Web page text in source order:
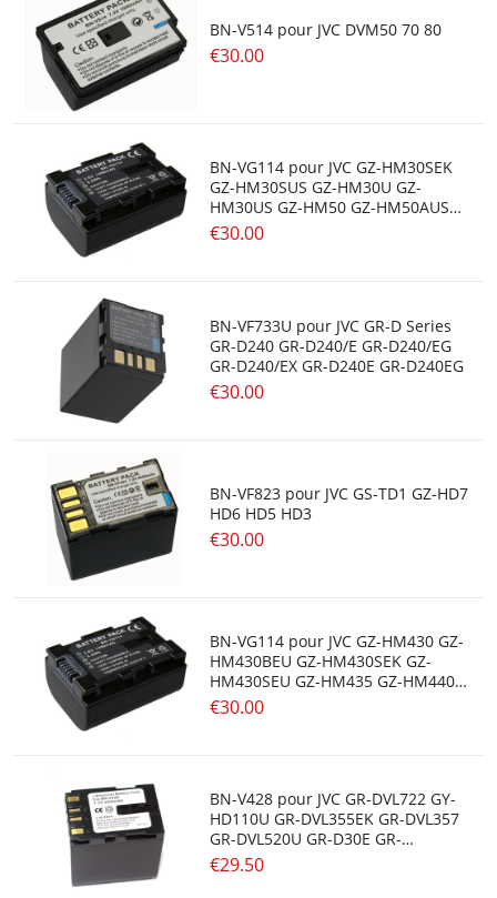
BN-V514 pour JVC DVM50 70 80
€30.00
BN-VG114 pour JVC GZ-HM30SEK
GZ-HM30SUS GZ-HM30U GZ-
HM30US GZ-HM50 GZ-HM50AUS
GZ-HM50BUS
€30.00
BN-VF733U pour JVC GR-D Series
GR-D240 GR-D240/E GR-D240/EG
GR-D240/EX GR-D240E GR-D240EG
€30.00
BN-VF823 pour JVC GS-TD1 GZ-HD7
HD6 HD5 HD3
€30.00
BN-VG114 pour JVC GZ-HM430 GZ-
HM430BEU GZ-HM430SEK GZ-
HM430SEU GZ-HM435 GZ-HM440
GZ-HM440AUS
€30.00
BN-V428 pour JVC GR-DVL722 GY-
HD110U GR-DVL355EK GR-DVL357
GR-DVL520U GR-D30E GR-
DV4000US
€29.50